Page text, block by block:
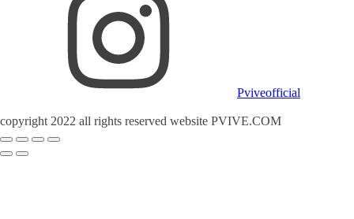
Pviveofficial
copyright 2022 all rights reserved website PVIVE.COM